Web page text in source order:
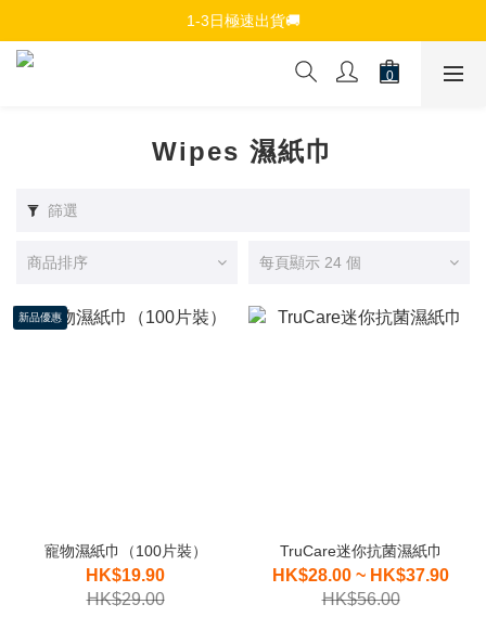
免費註冊會員，$150免運優惠
1-3日極速出貨🚚
追蹤Channel接收WhatsApp優惠通知
Wipes 濕紙巾
篩選
商品排序 每頁顯示 24 個
新品優惠
寵物濕紙巾（100片裝）
HK$19.90
HK$29.00
TruCare迷你抗菌濕紙巾
HK$28.00 ~ HK$37.90
HK$56.00